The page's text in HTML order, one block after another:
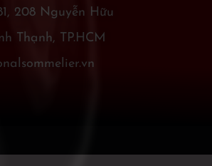
208 Nguyễn Hữu
Thạnh, TP.HCM